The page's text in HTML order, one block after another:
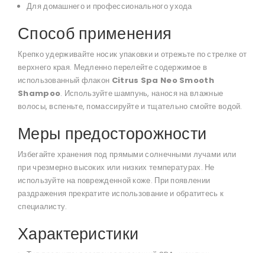
Для домашнего и профессионального ухода
Способ применения
Крепко удерживайте носик упаковки и отрежьте по стрелке от
верхнего края. Медленно перелейте содержимое в
использованный флакон Citrus Spa Neo Smooth
Shampoo. Используйте шампунь, нанося на влажные
волосы, вспеньте, помассируйте и тщательно смойте водой.
Меры предосторожности
Избегайте хранения под прямыми солнечными лучами или
при чрезмерно высоких или низких температурах. Не
используйте на поврежденной коже. При появлении
раздражения прекратите использование и обратитесь к
специалисту.
Характеристики